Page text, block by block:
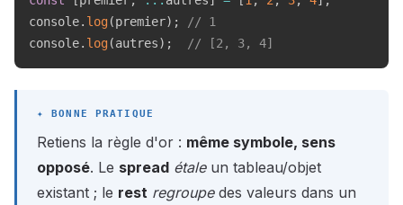
console. log(premier) ;
// 1
console. log(autres) ; // [2, 3, 4]
Retiens la règle d'or : même symbole, sens
opposé. Le spread étaleun tableau/objet
existant ; le rest regroupedes valeurs dans un